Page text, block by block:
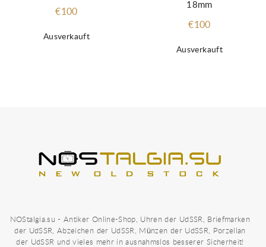
Ausverkauft
€100
Ausverkauft
18mm
€100
NOStalgia.su - Antiker Online-Shop, Uhren der UdSSR, Briefmarken
der UdSSR, Abzeichen der UdSSR, Münzen der UdSSR, Porzellan
der UdSSR und vieles mehr in ausnahmslos besserer Sicherheit!